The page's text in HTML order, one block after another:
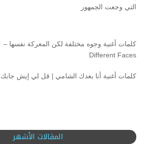
التي وجعت الجمهور
كلمات أغنية وجوه مختلفة لكن المعركة نفسها –
Different Faces
كلمات أغنية أنا بعدك الشامي | قل لي إيش جابك
المقالات الأشهر